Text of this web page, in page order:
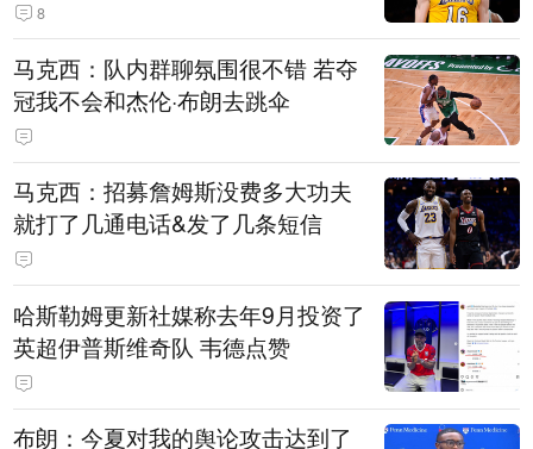
8
马克西：队内群聊氛围很不错 若夺
冠我不会和杰伦·布朗去跳伞
马克西：招募詹姆斯没费多大功夫
就打了几通电话&发了几条短信
哈斯勒姆更新社媒称去年9月投资了
英超伊普斯维奇队 韦德点赞
布朗：今夏对我的舆论攻击达到了